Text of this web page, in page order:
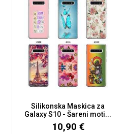
Silikonska Maskica za
Galaxy S10 - Šareni moti...
10,90 €